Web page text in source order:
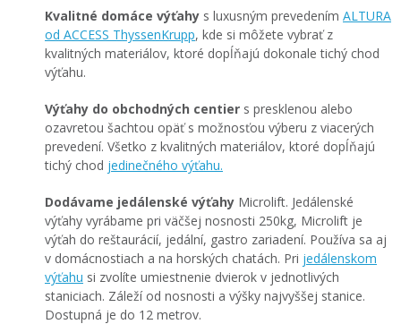
Kvalitné domáce výťahy s luxusným prevedením ALTURA
od ACCESS ThyssenKrupp, kde si môžete vybrať z
kvalitných materiálov, ktoré dopĺňajú dokonale tichý chod
výťahu.
Výťahy do obchodných centier s presklenou alebo
ozavretou šachtou opäť s možnosťou výberu z viacerých
prevedení. Všetko z kvalitných materiálov, ktoré dopĺňajú
tichý chod jedinečného výťahu.
Dodávame jedálenské výťahy Microlift. Jedálenské
výťahy vyrábame pri väčšej nosnosti 250kg, Microlift je
výťah do reštaurácií, jedální, gastro zariadení. Používa sa aj
v domácnostiach a na horských chatách. Pri jedálenskom
výťahu si zvolíte umiestnenie dvierok v jednotlivých
staniciach. Záleží od nosnosti a výšky najvyššej stanice.
Dostupná je do 12 metrov.